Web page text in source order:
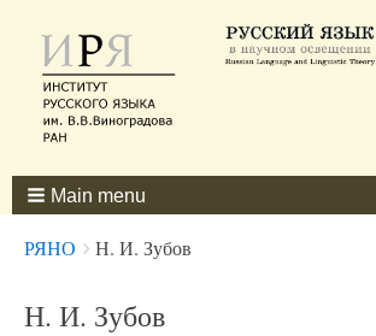
Main menu
Breadcrumbs
You
here:
РЯНО Н. И. Зубов
Н. И. Зубов